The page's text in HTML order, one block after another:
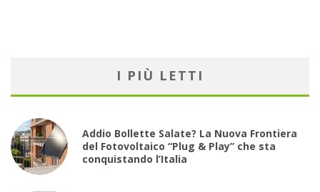
I PIÙ LETTI
Addio Bollette Salate? La Nuova Frontiera
del Fotovoltaico “Plug & Play” che sta
conquistando l’Italia